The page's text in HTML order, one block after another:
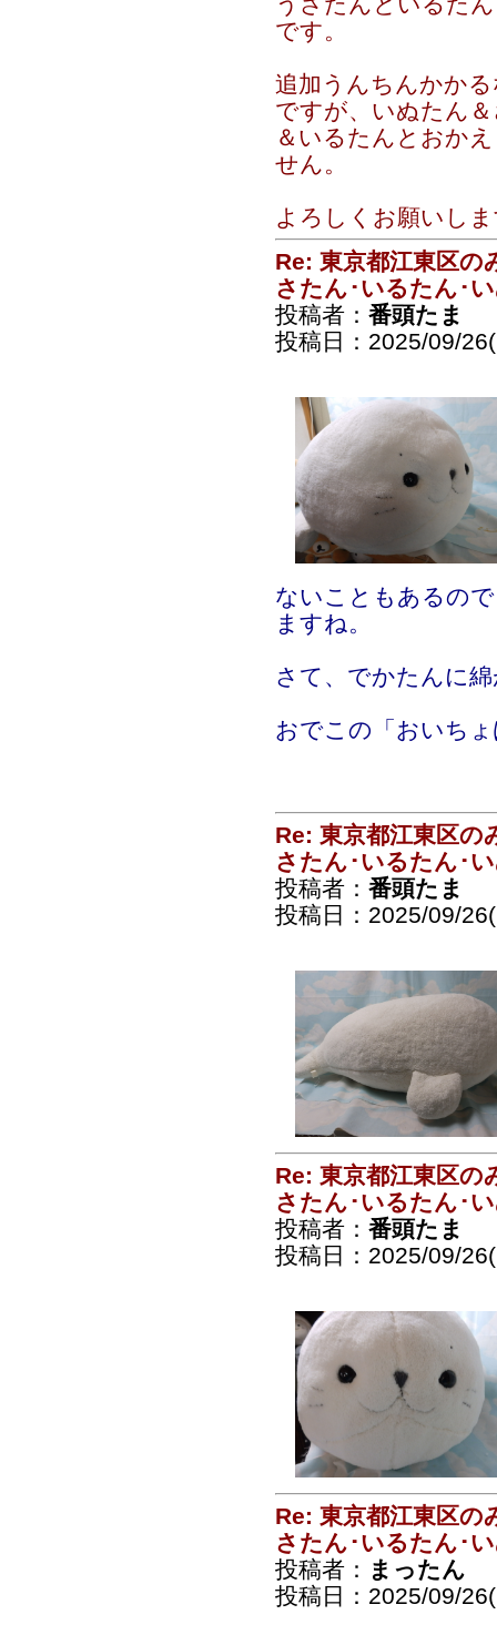
です。
追加うんちんかか
ですが、いぬたん
＆いるたんとおか
せん。
よろしくお願いし
Re: 東京都江東区の
さたん･いるたん･
投稿者： 番頭たま
投稿日：2025/09/
ないこともあるの
ますね。
さて、でかたんに
おでこの「おいち
Re: 東京都江東区の
さたん･いるたん･
投稿者： 番頭たま
投稿日：2025/09/
Re: 東京都江東区の
さたん･いるたん･
投稿者： 番頭たま
投稿日：2025/09/
Re: 東京都江東区の
さたん･いるたん･
投稿者： まったん
投稿日：2025/09/